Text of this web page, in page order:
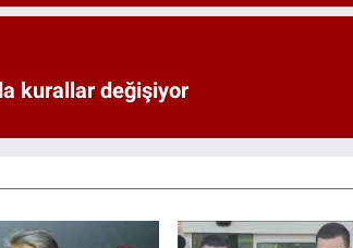
kurallar değişiyor